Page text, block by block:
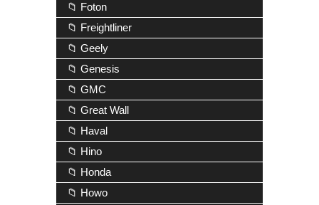
📁 Foton
📁 Freightliner
📁 Geely
📁 Genesis
📁 GMC
📁 Great Wall
📁 Haval
📁 Hino
📁 Honda
📁 Howo